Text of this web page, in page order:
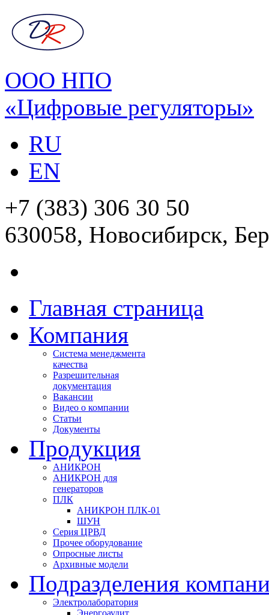
ООО НПО
«Цифровые регуляторы»
RU
EN
+7 (383) 306 30 50
630058, Новосибирск,
Главная страница
Компания
Система менеджмента
качества
Разрешительная
документация
Вакансии
Видео о компании
Статьи
Документы
Продукция
АНИКРОН
АНИКРОН для
генераторов
ПЛК
АНИКРОН ПЛК-01
ШУН
Серия ЦРВД
Прочее оборудование
Опросные листы
Архивные модели
Подразделения
Электролаборатория
Энергоаудит